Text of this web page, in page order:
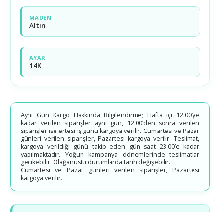
MADEN
Altın
AYAR
14K
Aynı Gün Kargo Hakkında Bilgilendirme; Hafta içi 12.00’ye
kadar verilen siparişler aynı gün, 12.00’den sonra verilen
siparişler ise ertesi iş günü kargoya verilir. Cumartesi ve Pazar
günleri verilen siparişler, Pazartesi kargoya verilir. Teslimat,
kargoya verildiği günü takip eden gün saat 23:00’e kadar
yapılmaktadır. Yoğun kampanya dönemlerinde teslimatlar
gecikebilir. Olağanüstü durumlarda tarih değişebilir.
Cumartesi ve Pazar günleri verilen siparişler, Pazartesi
kargoya verilir.